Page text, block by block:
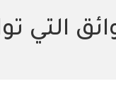
التي